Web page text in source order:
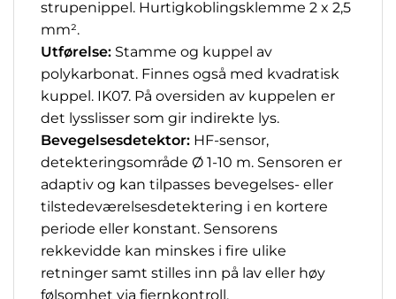
strupenippel. Hurtigkoblingsklemme 2 x 2,5
mm².
Utførelse: Stamme og kuppel av
polykarbonat. Finnes også med kvadratisk
kuppel. IK07. På oversiden av kuppelen er
det lysslisser som gir indirekte lys.
Bevegelsesdetektor: HF-sensor,
detekteringsområde Ø 1-10 m. Sensoren er
adaptiv og kan tilpasses bevegelses- eller
tilstedeværelsesdetektering i en kortere
periode eller konstant. Sensorens
rekkevidde kan minskes i fire ulike
retninger samt stilles inn på lav eller høy
følsomhet via fjernkontroll.